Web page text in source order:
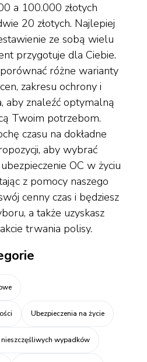
a 100.000 złotych
20 złotych. Najlepiej
ze sobą wielu
przygotuje dla Ciebie.
różne warianty
zakresu ochrony i
aby znaleźć optymalną
Twoim potrzebom.
czasu na dokładne
aby wybrać
OC w życiu
z pomocy naszego
cenny czas i będziesz
a także uzyskasz
trwania polisy.
Ubezpieczenia na życie
wypadków